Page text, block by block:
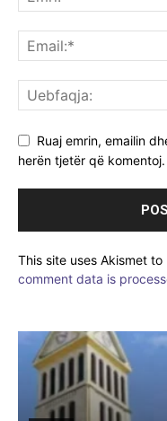
Ruaj emrin, emailin
herën tjetër që komentoj.
This site uses Akismet
comment data is